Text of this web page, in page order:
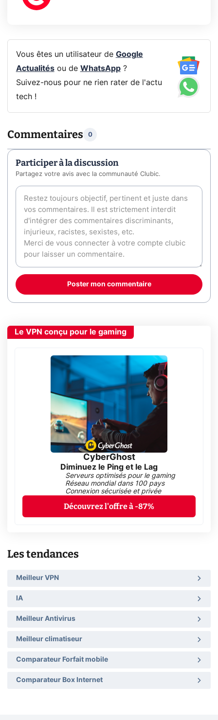
Vous êtes un utilisateur de Google
Actualitésou de WhatsApp?
Suivez-nous pour ne rien rater de l'actu
tech !
Commentaires 0
Participer à la discussion
Partagez votre avis avec la communauté Clubic.
Poster mon commentaire
Le VPN conçu pour le gaming
CyberGhost
Diminuez le Ping et le Lag
Serveurs optimisés pour le gaming
Réseau mondial dans 100 pays
Connexion sécurisée et privée
Découvrez l'offre à -87%
Les tendances
Meilleur VPN
IA
Meilleur Antivirus
Meilleur climatiseur
Comparateur Forfait mobile
Comparateur Box Internet